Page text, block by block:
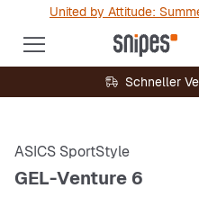
United by Attitude:
Schneller
ASICS SportStyle
GEL-Venture 6